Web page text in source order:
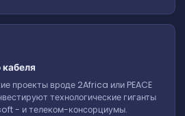
проекты вроде 2Africa или PEACE
технологические гиганты
- и телеком-консорциумы.